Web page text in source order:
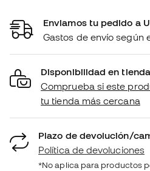
Enviamos tu pedido a
Gastos de envío según
Disponibilidad en tienda
Comprueba si este
tu tienda más cercana
Plazo de devolución/
Política de devoluciones
*No aplica para productos